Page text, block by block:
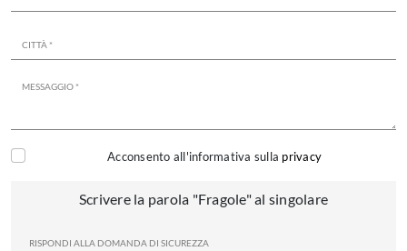
Acconsento all'informativa sulla privacy
Scrivere la parola "Fragole" al singolare